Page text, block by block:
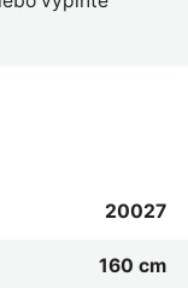
20027
160 cm